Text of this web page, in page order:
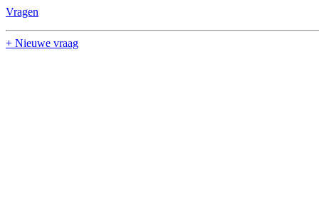
Vragen
+ Nieuwe vraag